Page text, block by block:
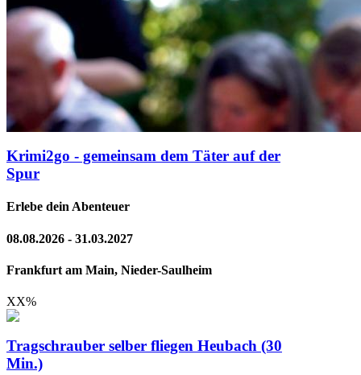
Krimi2go - gemeinsam dem Täter auf der
Spur
Erlebe dein Abenteuer
08.08.2026 - 31.03.2027
Frankfurt am Main, Nieder-Saulheim
XX%
Tragschrauber selber fliegen Heubach (30
Min.)